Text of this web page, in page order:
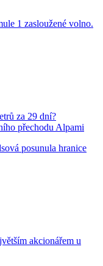
1 zasloužené volno.
za 29 dní?
přechodu Alpami
posunula hranice
akcionářem u